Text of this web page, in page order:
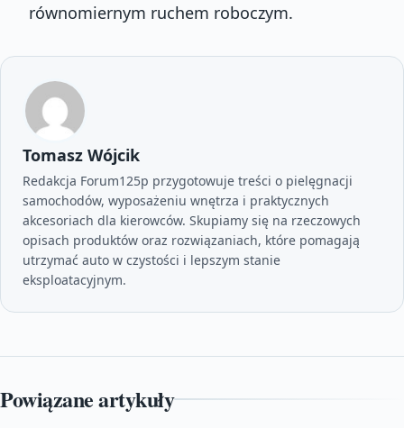
równomiernym ruchem roboczym.
Tomasz Wójcik
Redakcja Forum125p przygotowuje treści o pielęgnacji
samochodów, wyposażeniu wnętrza i praktycznych
akcesoriach dla kierowców. Skupiamy się na rzeczowych
opisach produktów oraz rozwiązaniach, które pomagają
utrzymać auto w czystości i lepszym stanie
eksploatacyjnym.
Powiązane artykuły